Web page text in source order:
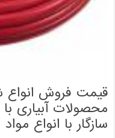
قیمت فروش
محصولات آبیاری
سازگار با انواع مواد